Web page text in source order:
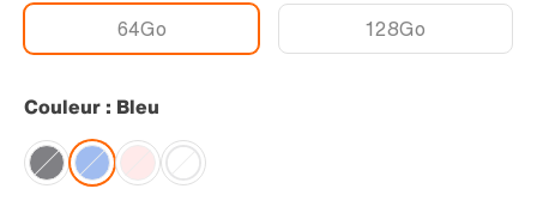
64Go 128Go
Couleur : Bleu